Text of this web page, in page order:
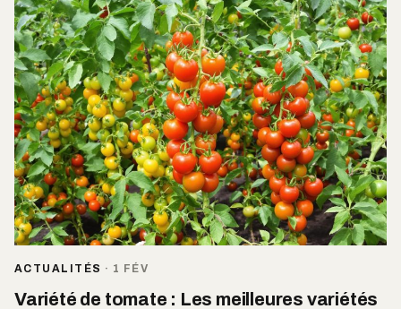
ACTUALITÉS · 1 FÉV
Variété de tomate : Les meilleures variétés